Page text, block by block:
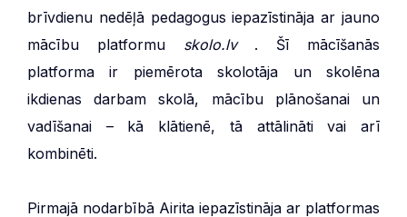
brīvdienu nedēļā pedagogus iepazīstināja ar jauno
mācību platformu skolo.lv. Šī mācīšanās
platforma ir piemērota skolotāja un skolēna
ikdienas darbam skolā, mācību plānošanai un
vadīšanai – kā klātienē, tā attālināti vai arī
kombinēti.
Pirmajā nodarbībā Airita iepazīstināja ar platformas